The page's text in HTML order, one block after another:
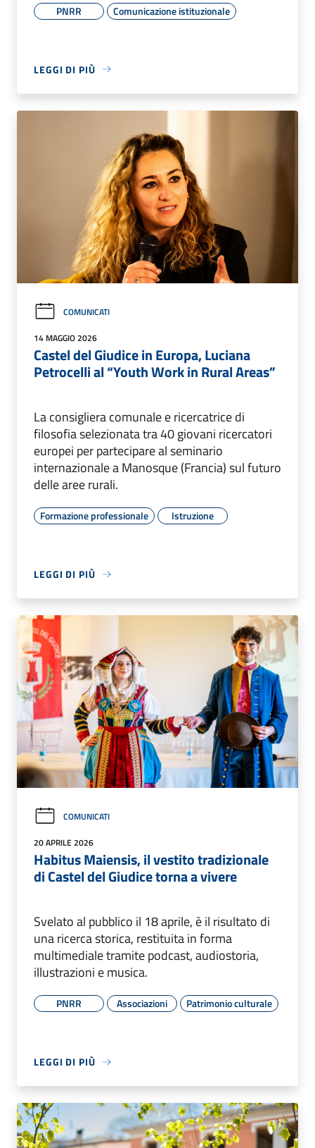
PNRR Comunicazione istituzionale
LEGGI DI PIÙ
COMUNICATI
14 MAGGIO 2026
Castel del Giudice in Europa, Luciana
Petrocelli al “Youth Work in Rural Areas”
La consigliera comunale e ricercatrice di
filosofia selezionata tra 40 giovani ricercatori
europei per partecipare al seminario
internazionale a Manosque (Francia) sul futuro
delle aree rurali.
Formazione professionale Istruzione
LEGGI DI PIÙ
COMUNICATI
20 APRILE 2026
Habitus Maiensis, il vestito tradizionale
di Castel del Giudice torna a vivere
Svelato al pubblico il 18 aprile, è il risultato di
una ricerca storica, restituita in forma
multimediale tramite podcast, audiostoria,
illustrazioni e musica.
PNRR Associazioni Patrimonio culturale
LEGGI DI PIÙ